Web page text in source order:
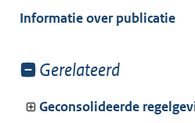
van:
Informatie over publicatie
Toon
van:
Gerelateerd
Geconsolideerde